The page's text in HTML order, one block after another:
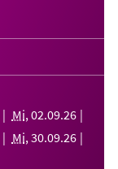
Mi, 02.09.26
Mi, 30.09.26